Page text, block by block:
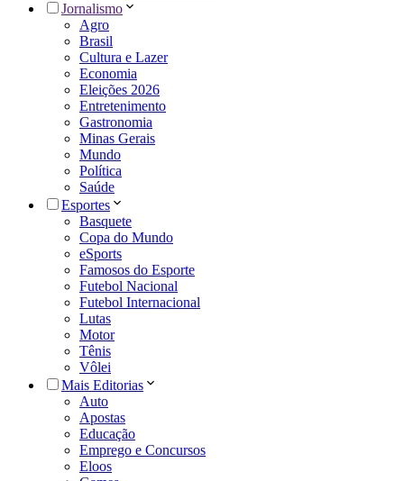
Jornalismo
Agro
Brasil
Cultura e Lazer
Economia
Eleições 2026
Entretenimento
Gastronomia
Minas Gerais
Mundo
Política
Saúde
Esportes
Basquete
Copa do Mundo
eSports
Famosos do Esporte
Futebol Nacional
Futebol Internacional
Lutas
Motor
Tênis
Vôlei
Mais Editorias
Auto
Apostas
Educação
Emprego e Concursos
Eloos